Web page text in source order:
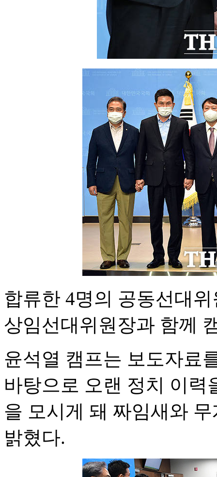
합류한 4명의 공동선대
상임선대위원장과 함께
윤석열 캠프는 보도자료
바탕으로 오랜 정치 이력
을 모시게 돼 짜임새와
밝혔다.